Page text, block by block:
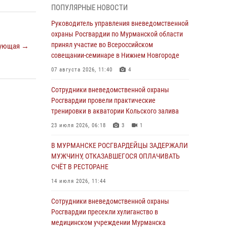
→
пресекли хулиганские действия дебошира на
автозаправочной станции
03 августа 2026, 11:10
Сотрудники Росгвардии провели инструктаж
по антитеррористической защищенности для
преддверии выборов
31 июля 2026, 08:43 3
Мурманские росгвардейцы задержали
30 июля 2026, 06:44
В Мурманске сотрудники Росгвардии
29 июля 2026, 07:23
Сотрудники вневедомственной охраны
ПОПУЛЯРНЫЕ НОВОСТИ
Руководитель управления вневедомственной
охраны Росгвардии по Мурманской области
принял участие во Всероссийском
совещании-семинаре в Нижнем Новгороде
07 августа 2026, 11:40 4
Сотрудники вневедомственной охраны
Росгвардии провели практические
тренировки в акватории Кольского залива
23 июля 2026, 06:18 3 1
В МУРМАНСКЕ РОСГВАРДЕЙЦЫ ЗАДЕРЖАЛИ
МУЖЧИНУ, ОТКАЗАВШЕГОСЯ ОПЛАЧИВАТЬ
СЧЁТ В РЕСТОРАНЕ
14 июля 2026, 11:44
Сотрудники вневедомственной охраны
Росгвардии пресекли хулиганство в
медицинском учреждении Мурманска